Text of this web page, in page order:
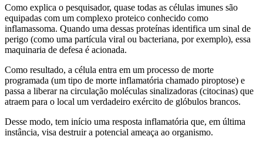
Como explica o pesquisador, quase todas as células imunes são
equipadas com um complexo proteico conhecido como
inflamassoma. Quando uma dessas proteínas identifica um sinal de
perigo (como uma partícula viral ou bacteriana, por exemplo), essa
maquinaria de defesa é acionada.
Como resultado, a célula entra em um processo de morte
programada (um tipo de morte inflamatória chamado piroptose) e
passa a liberar na circulação moléculas sinalizadoras (citocinas) que
atraem para o local um verdadeiro exército de glóbulos brancos.
Desse modo, tem início uma resposta inflamatória que, em última
instância, visa destruir a potencial ameaça ao organismo.